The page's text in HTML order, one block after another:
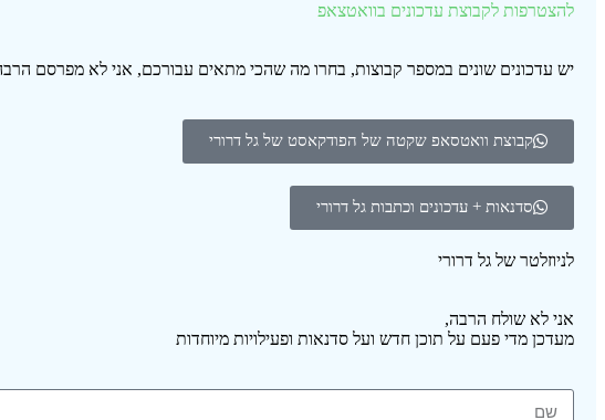
להצטרפות לקבוצת עדכונים בוואטצאפ
יש עדכונים שונים במספר קבוצות, בחרו מה שהכי מתאים עבורכם, אני לא מפרסם
קבוצת וואטסאפ שקטה של הפודקאסט של גל דרורי
סדנאות + עדכונים וכתבות גל דרורי
לניוזלטר של גל דרורי
אני לא שולח הרבה,
מעדכן מדי פעם על תוכן חדש ועל סדנאות ופעילויות מיוחדות